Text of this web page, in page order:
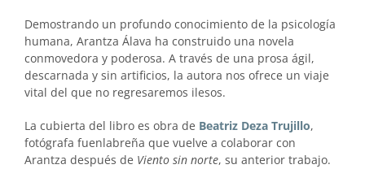
Demostrando un profundo conocimiento de la psicología
humana, Arantza Álava ha construido una novela
conmovedora y poderosa. A través de una prosa ágil,
descarnada y sin artificios, la autora nos ofrece un viaje
vital del que no regresaremos ilesos.
La cubierta del libro es obra de Beatriz Deza Trujillo,
fotógrafa fuenlabreña que vuelve a colaborar con
Arantza después de Viento sin norte, su anterior trabajo.